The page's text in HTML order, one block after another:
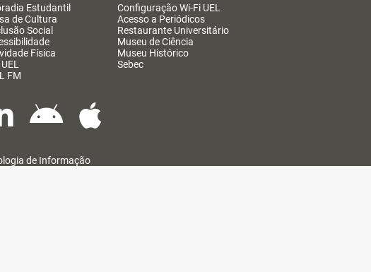
Estudantil
de Cultura
Social
Física
FM
Configuração Wi-Fi UEL
Acesso a Periódicos
Restaurante Universitário
Museu de Ciência
Museu Histórico
Sebec
de Informação